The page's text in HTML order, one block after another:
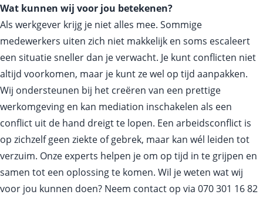
Wat kunnen wij voor jou betekenen?
Als werkgever krijg je niet alles mee. Sommige
medewerkers uiten zich niet makkelijk en soms escaleert
een situatie sneller dan je verwacht. Je kunt conflicten niet
altijd voorkomen, maar je kunt ze wel op tijd aanpakken.
Wij ondersteunen bij het creëren van een prettige
werkomgeving en kan mediation inschakelen als een
conflict uit de hand dreigt te lopen. Een arbeidsconflict is
op zichzelf geen ziekte of gebrek, maar kan wél leiden tot
verzuim. Onze experts helpen je om op tijd in te grijpen en
samen tot een oplossing te komen. Wil je weten wat wij
voor jou kunnen doen? Neem contact op via 070 301 16 82